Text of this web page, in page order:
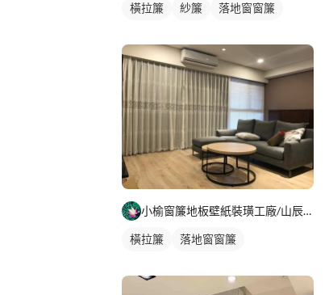
橫拉簾 紗簾 落地窗窗簾
小榆窗簾地板壁紙裝璜工廠/山辰室內設計
橫拉簾 落地窗窗簾